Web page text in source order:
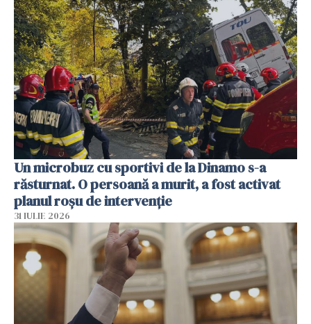
Un microbuz cu sportivi de la Dinamo s-a
răsturnat. O persoană a murit, a fost activat
planul roșu de intervenție
31 IULIE 2026